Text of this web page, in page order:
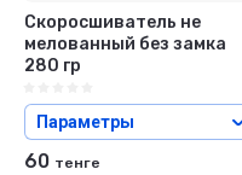
Скоросшиватель не
мелованный без замка
280 гр
Параметры
60 тенге